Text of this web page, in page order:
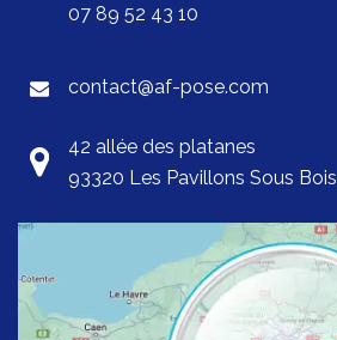
07 89 52 43 10
contact@af-pose.com
42 allée des platanes
93320 Les Pavillons Sous Bois